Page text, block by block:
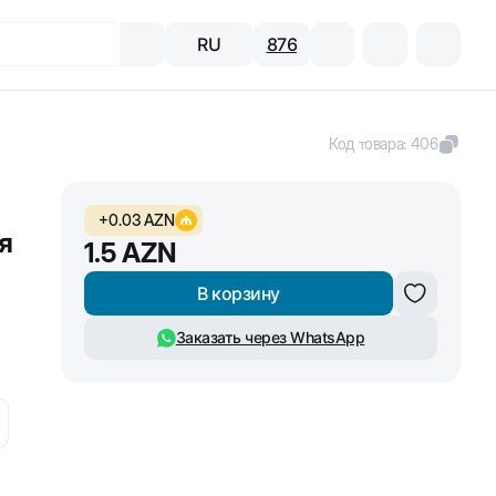
RU 876
Код товара: 406
+0.03AZN
1.5AZN
В корзину
Заказать через WhatsApp